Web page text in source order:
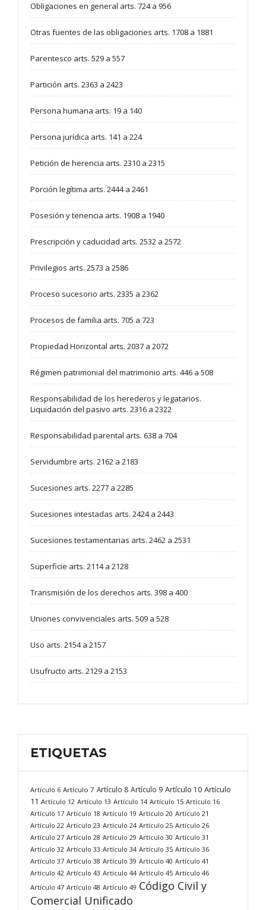
Obligaciones en general arts. 724 a 956
Otras fuentes de las obligaciones arts. 1708 a 1881
Parentesco arts. 529 a 557
Partición arts. 2363 a 2423
Persona humana arts. 19 a 140
Persona jurídica arts. 141 a 224
Petición de herencia arts. 2310 a 2315
Porción legítima arts. 2444 a 2461
Posesión y tenencia arts. 1908 a 1940
Prescripción y caducidad arts. 2532 a 2572
Privilegios arts. 2573 a 2586
Proceso sucesorio arts. 2335 a 2362
Procesos de familia arts. 705 a 723
Propiedad Horizontal arts. 2037 a 2072
Régimen patrimonial del matrimonio arts. 446 a 508
Responsabilidad de los herederos y legatarios.
Liquidación del pasivo arts. 2316 a 2322
Responsabilidad parental arts. 638 a 704
Servidumbre arts. 2162 a 2183
Sucesiones arts. 2277 a 2285
Sucesiones intestadas arts. 2424 a 2443
Sucesiones testamentarias arts. 2462 a 2531
Superficie arts. 2114 a 2128
Transmisión de los derechos arts. 398 a 400
Uniones convivenciales arts. 509 a 528
Uso arts. 2154 a 2157
Usufructo arts. 2129 a 2153
ETIQUETAS
Artículo 6 Artículo 7 Artículo 8 Artículo 9 Artículo 10 Artículo
11 Artículo 12 Artículo 13 Artículo 14 Artículo 15 Artículo 16
Artículo 17 Artículo 18 Artículo 19 Artículo 20 Artículo 21
Artículo 22 Artículo 23 Artículo 24 Artículo 25 Artículo 26
Artículo 27 Artículo 28 Artículo 29 Artículo 30 Artículo 31
Artículo 32 Artículo 33 Artículo 34 Artículo 35 Artículo 36
Artículo 37 Artículo 38 Artículo 39 Artículo 40 Artículo 41
Artículo 42 Artículo 43 Artículo 44 Artículo 45 Artículo 46
Artículo 47 Artículo 48 Artículo 49 Código Civil y
Comercial Unificado